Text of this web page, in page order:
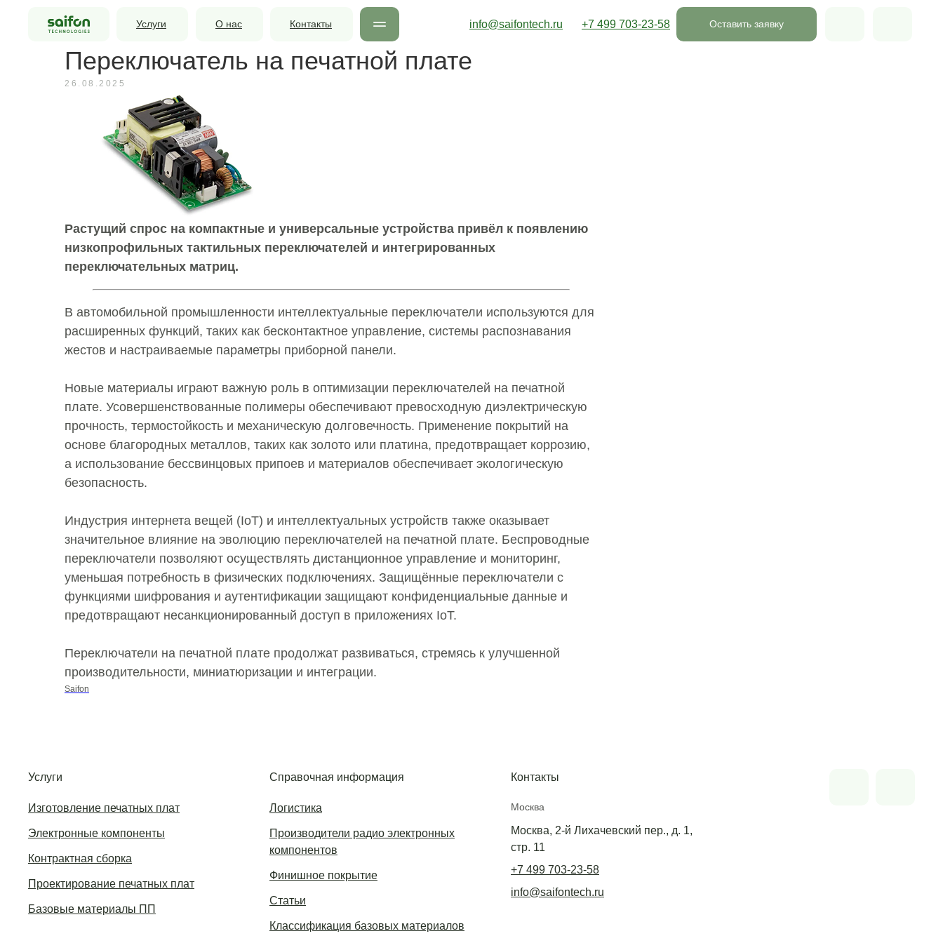
Услуги О нас Контакты +7 499 703-23-58
info@saifontech.ru Оставить заявку
Переключатель на печатной плате
26.08.2025
Растущий спрос на компактные и универсальные устройства привёл к появлению
низкопрофильных тактильных переключателей и интегрированных
переключательных матриц.
В автомобильной промышленности интеллектуальные переключатели используются для
расширенных функций, таких как бесконтактное управление, системы распознавания
жестов и настраиваемые параметры приборной панели.
Новые материалы играют важную роль в оптимизации переключателей на печатной
плате. Усовершенствованные полимеры обеспечивают превосходную диэлектрическую
прочность, термостойкость и механическую долговечность. Применение покрытий на
основе благородных металлов, таких как золото или платина, предотвращает коррозию,
а использование бессвинцовых припоев и материалов обеспечивает экологическую
безопасность.
Индустрия интернета вещей (IoT) и интеллектуальных устройств также оказывает
значительное влияние на эволюцию переключателей на печатной плате. Беспроводные
переключатели позволяют осуществлять дистанционное управление и мониторинг,
уменьшая потребность в физических подключениях. Защищённые переключатели с
функциями шифрования и аутентификации защищают конфиденциальные данные и
предотвращают несанкционированный доступ в приложениях IoT.
Переключатели на печатной плате продолжат развиваться, стремясь к улучшенной
производительности, миниатюризации и интеграции.
Saifon
Контакты
Москва
Москва, 2-й Лихачевский пер., д. 1,
стр. 11
+7 499 703-23-58
info@saifontech.ru
Справочная информация
Статьи
Классификация базовых материалов
Изготовление печатных плат
Электронные компоненты
Контрактная сборка
Проектирование печатных плат
Базовые материалы ПП
Услуги
Логистика
Финишное покрытие
Производители радио электронных
компонентов